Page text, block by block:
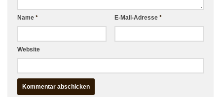
Name * E-Mail-Adresse *
Website